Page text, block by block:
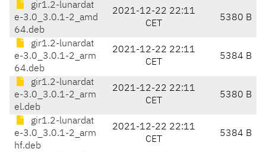
gir1.2-lunardat
e-3.0_3.0.1-2_amd
64.deb
2021-12-22 22:11
CET
5380 B
gir1.2-lunardat
e-3.0_3.0.1-2_arm
64.deb
2021-12-22 22:11
CET
5384 B
gir1.2-lunardat
e-3.0_3.0.1-2_arm
el.deb
2021-12-22 22:11
CET
5380 B
gir1.2-lunardat
e-3.0_3.0.1-2_arm
hf.deb
2021-12-22 22:11
CET
5384 B